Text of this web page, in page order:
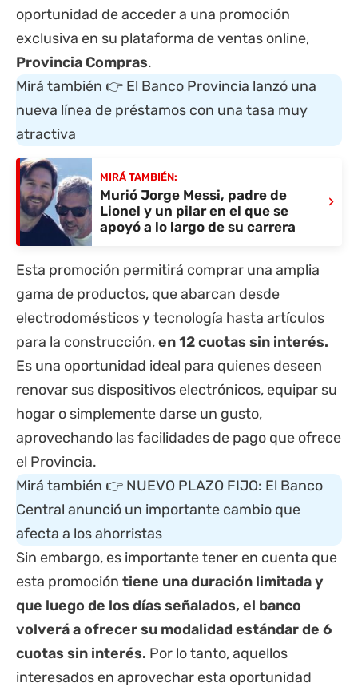
oportunidad de acceder a una promoción
exclusiva en su plataforma de ventas online,
Provincia Compras.
Mirá también 👉 El Banco Provincia lanzó una
nueva línea de préstamos con una tasa muy
atractiva
MIRÁ TAMBIÉN:
Murió Jorge Messi, padre de
Lionel y un pilar en el que se
apoyó a lo largo de su carrera
›
Esta promoción permitirá comprar una amplia
gama de productos, que abarcan desde
electrodomésticos y tecnología hasta artículos
para la construcción,en 12 cuotas sin interés.
Es una oportunidad ideal para quienes deseen
renovar sus dispositivos electrónicos, equipar su
hogar o simplemente darse un gusto,
aprovechando las facilidades de pago que ofrece
el Provincia.
Mirá también 👉 NUEVO PLAZO FIJO: El Banco
Central anunció un importante cambio que
afecta a los ahorristas
Sin embargo, es importante tener en cuenta que
esta promoción tiene una duración limitada y
que luego de los días señalados, el banco
volverá a ofrecer su modalidad estándar de 6
cuotas sin interés. Por lo tanto, aquellos
interesados en aprovechar esta oportunidad